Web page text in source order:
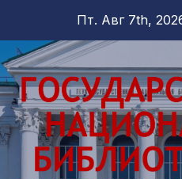
содержимому
Пт. Авг 7th,